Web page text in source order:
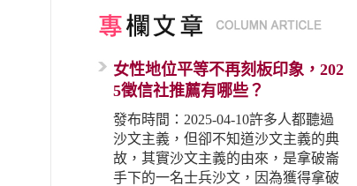
女性地位平等不再刻板印象，202
5徵信社推薦有哪些？
發布時間：2025-04-10許多人都聽過
沙文主義，但卻不知道沙文主義的典
故，其實沙文主義的由來，是拿破崙
手下的一名士兵沙文，因為獲得拿破